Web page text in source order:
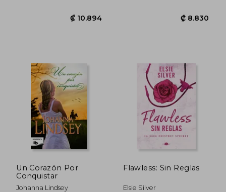
₡ 6.798 ₡
Un Corazón Por
Conquistar
Johanna Lindsey
Flawless: Sin Reglas
Elsie Silver